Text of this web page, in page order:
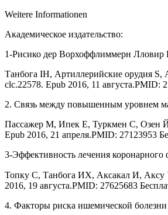
Weitere Informationen
Академическое издательство:
1-Рисико дер Ворхоффлиммерн Лловир
Танбога IH, Артиллерийские орудия
clc.22578. Epub 2016, 11 августа.PMID:
2. Связь между повышенным уровнем
Пассажер М, Ипек Е, Туркмен С, Озен
Epub 2016, 21 апреля.PMID: 27123953
3-Эффективность лечения коронарного
Топку С, Танбога ИХ, Аксакал И, Аксу
2016, 19 августа.PMID: 27625683
4. Факторы риска ишемической